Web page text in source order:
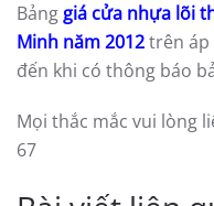
Bảng giá cửa nhựa lõi
Minh năm 2012trên áp
đến khi có thông báo
Mọi thắc mắc vui lòng
67